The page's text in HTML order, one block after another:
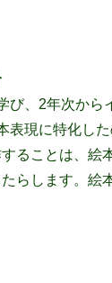
び、2年次から
現に特化した
ることは、絵
らします。絵